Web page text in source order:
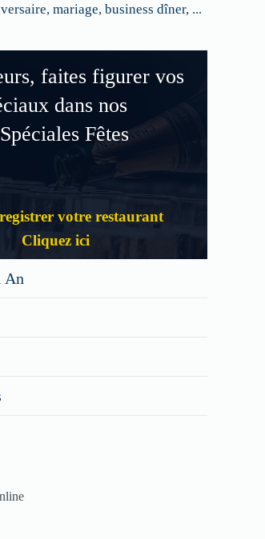
mariage, business dîner, ...
faites figurer vos
dans nos
Fêtes
votre restaurant
Cliquez ici
An